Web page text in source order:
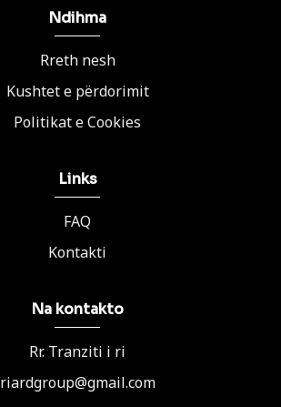
Ndihma
Rreth nesh
Kushtet e përdorimit
Politikat e Cookies
Links
FAQ
Kontakti
Na kontakto
Rr. Tranziti i ri
riardgroup@gmail.com